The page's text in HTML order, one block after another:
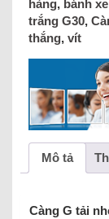
hàng, bánh
trắng G30,
thắng, vít
Mô tả
Càng G tải